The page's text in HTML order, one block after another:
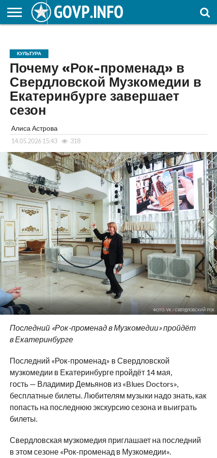
ОБРАЗОВАНИЕ
КУЛЬТУРА
Почему «Рок-променад» в
Свердловской Музкомедии в
Екатеринбурге завершает
сезон
Алиса Астрова
14.05.2026 15:43 318
ФОТО: VK / СВЕРДЛОВСКИЙ РОК
Последний «Рок-променадвМузкомедии»пройдёт
вЕкатеринбурге
Последний «Рок-променад» в Свердловской
музкомедии в Екатеринбурге пройдёт 14 мая,
гость — Владимир Демьянов из «Blues Doctors»,
бесплатные билеты. Любителям музыки надо знать, как
попасть на последнюю экскурсию сезона и выиграть
билеты.
Свердловская музкомедия приглашает на последний
в этом сезоне «Рок-променад в Музкомедии».